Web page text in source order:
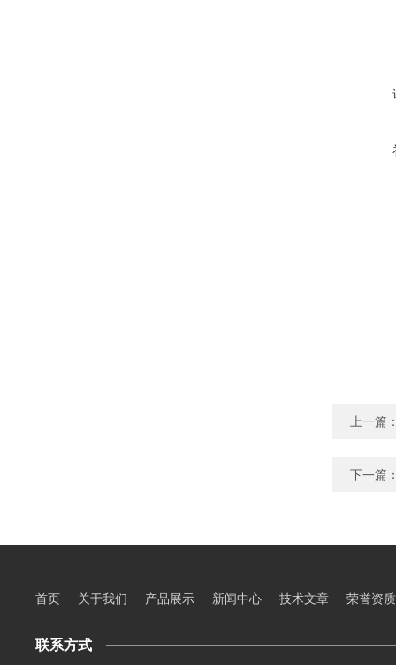
上一篇
下一篇
首页 关于我们 产品展示 新闻中心 技术文章 荣誉资质
联系方式